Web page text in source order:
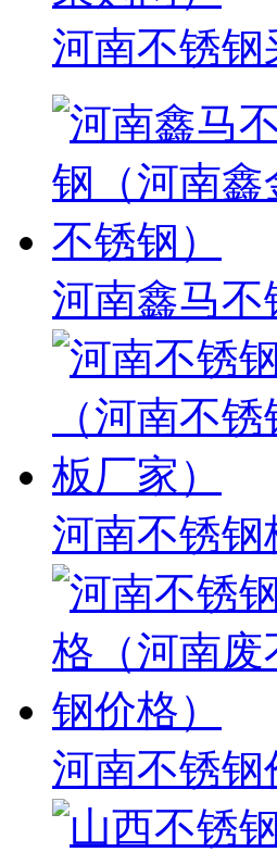
河南不锈
河南鑫马
河南不锈
河南不锈